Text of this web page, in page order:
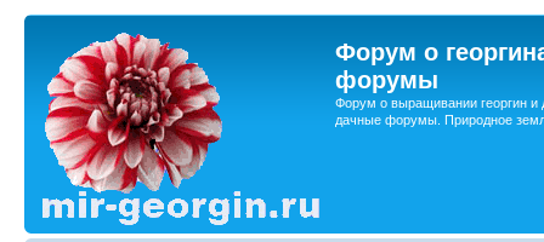
Форум о
форумы
Форум о выращивании георгин и
дачные форумы. Природное